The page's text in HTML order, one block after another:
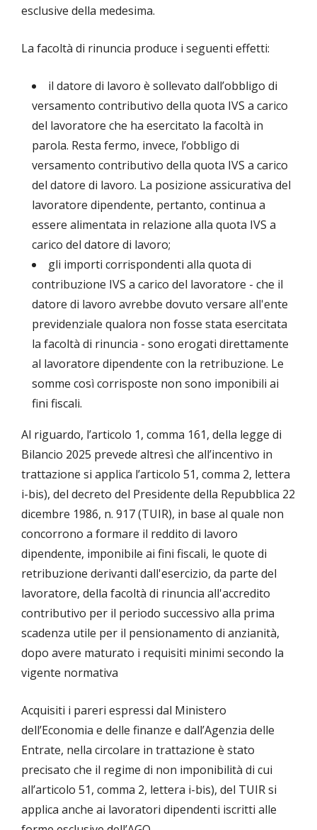
esclusive della medesima.
La facoltà di rinuncia produce i seguenti effetti:
il datore di lavoro è sollevato dall’obbligo di
versamento contributivo della quota IVS a carico
del lavoratore che ha esercitato la facoltà in
parola. Resta fermo, invece, l’obbligo di
versamento contributivo della quota IVS a carico
del datore di lavoro. La posizione assicurativa del
lavoratore dipendente, pertanto, continua a
essere alimentata in relazione alla quota IVS a
carico del datore di lavoro;
gli importi corrispondenti alla quota di
contribuzione IVS a carico del lavoratore - che il
datore di lavoro avrebbe dovuto versare all'ente
previdenziale qualora non fosse stata esercitata
la facoltà di rinuncia - sono erogati direttamente
al lavoratore dipendente con la retribuzione. Le
somme così corrisposte non sono imponibili ai
fini fiscali.
Al riguardo, l’articolo 1, comma 161, della legge di
Bilancio 2025 prevede altresì che all’incentivo in
trattazione si applica l’articolo 51, comma 2, lettera
i-bis), del decreto del Presidente della Repubblica 22
dicembre 1986, n. 917 (TUIR), in base al quale non
concorrono a formare il reddito di lavoro
dipendente, imponibile ai fini fiscali, le quote di
retribuzione derivanti dall'esercizio, da parte del
lavoratore, della facoltà di rinuncia all'accredito
contributivo per il periodo successivo alla prima
scadenza utile per il pensionamento di anzianità,
dopo avere maturato i requisiti minimi secondo la
vigente normativa
Acquisiti i pareri espressi dal Ministero
dell’Economia e delle finanze e dall’Agenzia delle
Entrate, nella circolare in trattazione è stato
precisato che il regime di non imponibilità di cui
all’articolo 51, comma 2, lettera i-bis), del TUIR si
applica anche ai lavoratori dipendenti iscritti alle